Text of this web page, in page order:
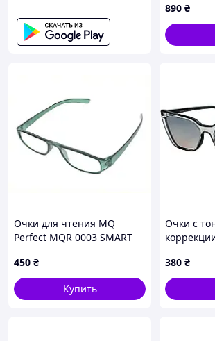
890 ₴
Очки для чтения MQ
Perfect MQR 0003 SMART
450 ₴
Купить
Очки с
380 ₴